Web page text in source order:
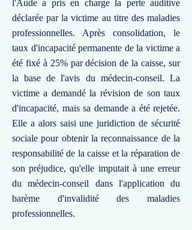
l'Aude a pris en charge la perte auditive
déclarée par la victime au titre des maladies
professionnelles. Après consolidation, le
taux d'incapacité permanente de la victime a
été fixé à 25% par décision de la caisse, sur
la base de l'avis du médecin-conseil. La
victime a demandé la révision de son taux
d'incapacité, mais sa demande a été rejetée.
Elle a alors saisi une juridiction de sécurité
sociale pour obtenir la reconnaissance de la
responsabilité de la caisse et la réparation de
son préjudice, qu'elle imputait à une erreur
du médecin-conseil dans l'application du
barème d'invalidité des maladies
professionnelles.